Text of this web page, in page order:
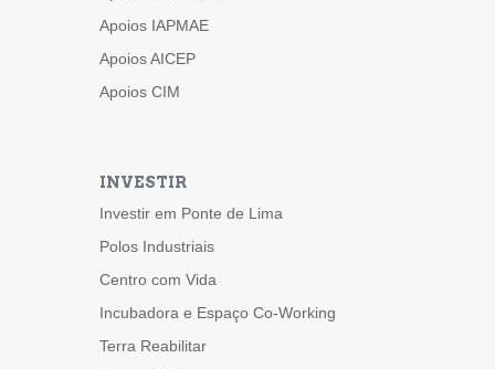
Apoios IAPMAE
Apoios AICEP
Apoios CIM
INVESTIR
Investir em Ponte de Lima
Polos Industriais
Centro com Vida
Incubadora e Espaço Co-Working
Terra Reabilitar